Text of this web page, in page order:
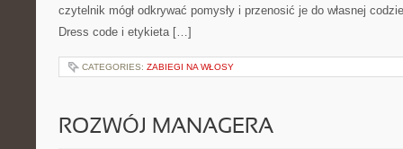
czytelnik mógł odkrywać pomysły i przenosić je do własnej
Dress code i etykieta […]
CATEGORIES: ZABIEGI NA WŁOSY
ROZWÓJ MANAGERA